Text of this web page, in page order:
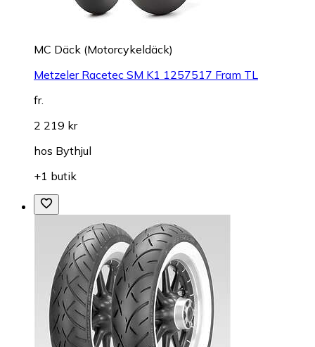
MC Däck (Motorcykeldäck)
Metzeler Racetec SM K1 1257517 Fram TL
fr.
2 219 kr
hos Bythjul
+1 butik